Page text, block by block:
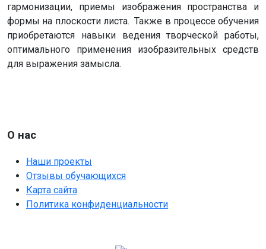
гармонизации, приемы изображения пространства и
формы на плоскости листа. Также в процессе обучения
приобретаются навыки ведения творческой работы,
оптимального применения изобразительных средств
для выражения замысла.
О нас
Наши проекты
Отзывы обучающихся
Карта сайта
Политика конфиденциальности